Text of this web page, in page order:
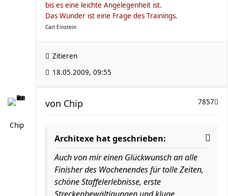
bis es eine leichte Angelegenheit ist.
Das Wunder ist eine Frage des Trainings.
Carl Einstein
Zitieren
18.05.2009, 09:55
Chip
7857
von Chip
Architexe hat geschrieben:
Auch von mir einen Glückwunsch an alle
Finisher des Wochenendes für tolle Zeiten,
schöne Staffelerlebnisse, erste